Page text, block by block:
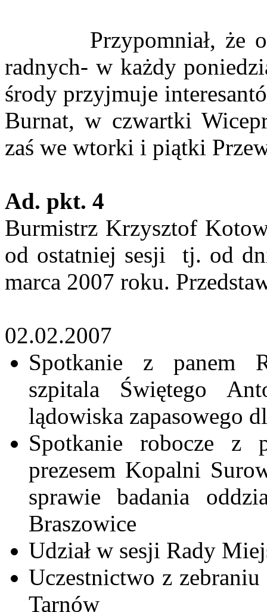
Przypomniał, że
radnych- w każdy
środy przyjmuje
Burnat, w czwartki
zaś we wtorki i piątki
Ad. pkt. 4
Burmistrz Krzysztof
od ostatniej sesji
tj. od
marca 2007 roku.
02.02.2007
Spotkanie z panem
szpitala Świętego
lądowiska zapasowego
Spotkanie robocze z
prezesem Kopalni
sprawie badania
Braszowice
Udział w sesji Rady
Uczestnictwo z
Tarnów